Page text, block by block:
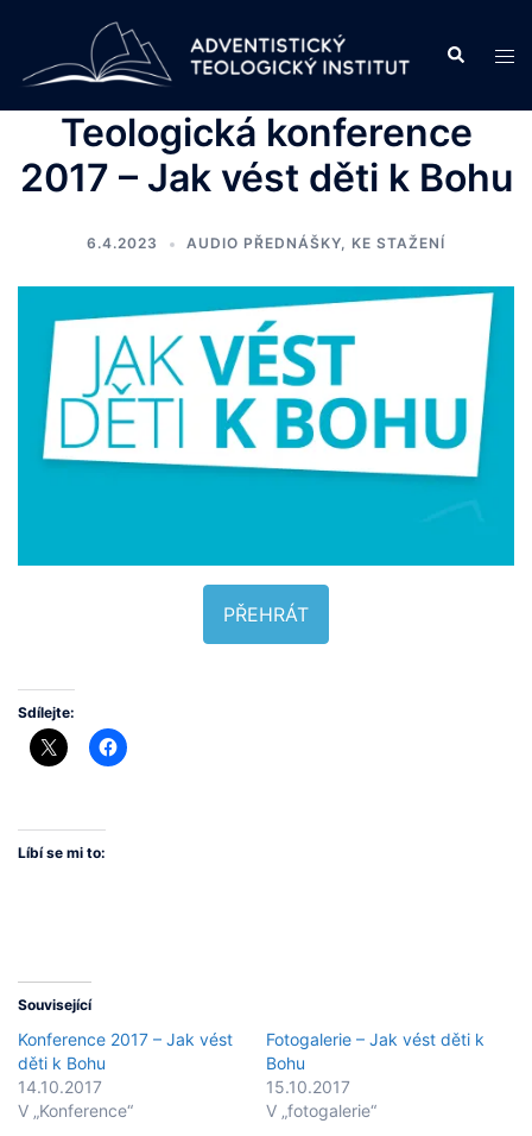
content
Search
Teologická konference
2017 – Jak vést děti k Bohu
6.4.2023 AUDIO PŘEDNÁŠKY, KE STAŽENÍ
PŘEHRÁT
Sdílejte:
Líbí se mi to:
Související
Konference 2017 – Jak vést
děti k Bohu
14.10.2017
V „Konference“
Fotogalerie – Jak vést děti k
Bohu
15.10.2017
V „fotogalerie“